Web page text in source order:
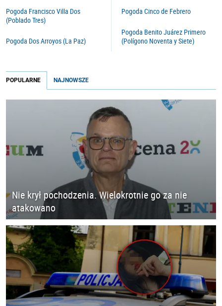
Pogoda Francisco Villa Dos
(Poblado Tres)
Pogoda Dos Arroyos (La Paz)
Pogoda Cinco de Febrero
Pogoda Benito Juárez Primero
(Polígono Noventa y Siete)
POPULARNE NAJNOWSZE
Nie krył pochodzenia. Wielokrotnie go za nie
atakowano